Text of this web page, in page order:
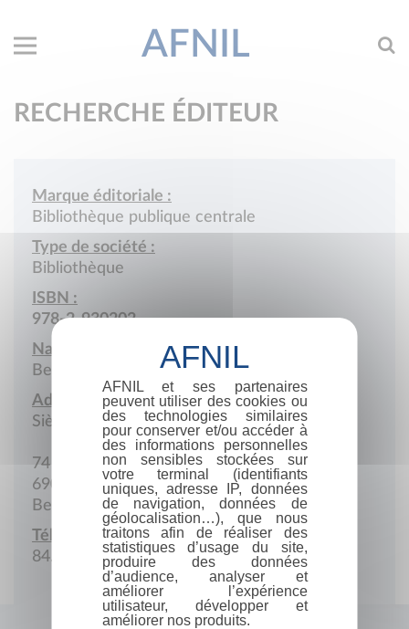
AFNIL
RECHERCHE ÉDITEUR
Marque éditoriale :
Bibliothèque publique centrale
Type de société :
Bibliothèque
ISBN :
978-2-930202
Nationalité :
Belgique
Adresse :
Siège social
74 chaussée de l'Ourthe
6900 Marche-en-Famenne
Belgique
Téléphone :
84.31.10.58
AFNIL et ses partenaires
peuvent utiliser des cookies ou
des technologies similaires
pour conserver et/ou accéder à
des informations personnelles
non sensibles stockées sur
votre terminal (identifiants
uniques, adresse IP, données
de navigation, données de
géolocalisation…), que nous
traitons afin de réaliser des
statistiques d’usage du site,
produire des données
d’audience, analyser et
améliorer l’expérience
utilisateur, développer et
améliorer nos produits.